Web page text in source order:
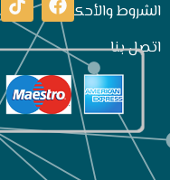
الشروط والأحكام
اتصل بنا